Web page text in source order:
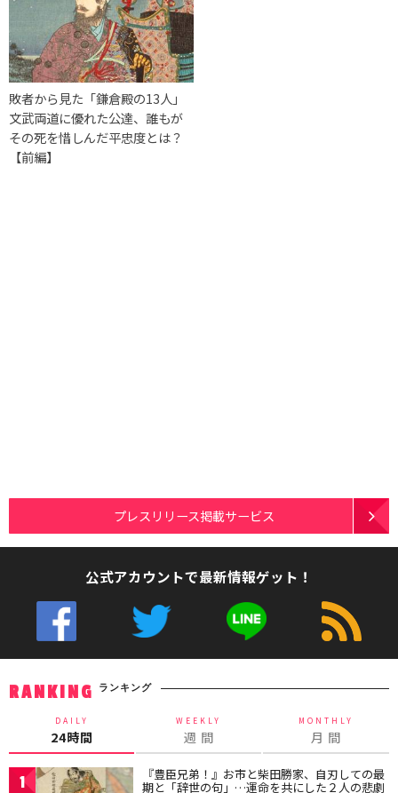
敗者から見た「鎌倉殿の13人」
文武両道に優れた公達、誰もが
その死を惜しんだ平忠度とは？
【前編】
プレスリリース掲載サービス
公式アカウントで最新情報ゲット！
RANKING ランキング
DAILY
24時間
WEEKLY
週 間
MONTHLY
月 間
1 『豊臣兄弟！』お市と柴田勝家、自刃しての最
期と「辞世の句」…運命を共にした２人の悲劇